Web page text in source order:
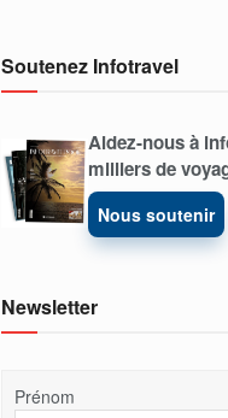
Soutenez Infotravel
Aidez-nous à
milliers de
Nous soutenir
Newsletter
Prénom